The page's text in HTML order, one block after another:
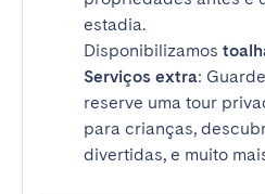
estadia.
Disponibilizamos
Serviços extra:
reserve uma tour
para crianças,
divertidas, e muito